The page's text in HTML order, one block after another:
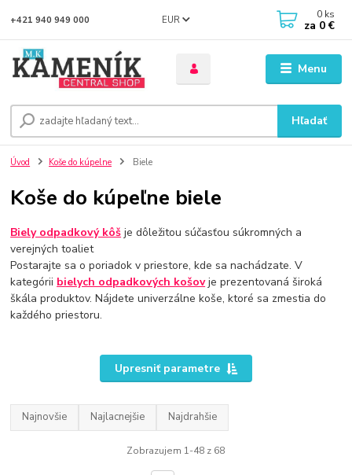
Menu
EUR
Hľadať
+421 940 949 000 0 ks
za 0 €
Úvod Koše do kúpelne Biele
Koše do kúpeľne biele
Biely odpadkový kôš je dôležitou súčasťou súkromných a
verejných toaliet
Postarajte sa o poriadok v priestore, kde sa nachádzate. V
kategórii bielych odpadkových košovje prezentovaná široká
škála produktov. Nájdete univerzálne koše, ktoré sa zmestia do
každého priestoru.
Upresniť parametre
Najnovšie Najlacnejšie Najdrahšie
Zobrazujem 1-48 z 68